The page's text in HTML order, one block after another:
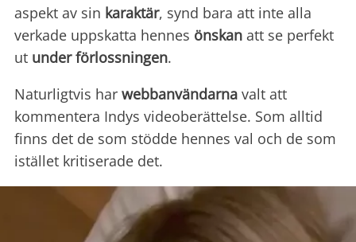
aspekt av sin karaktär, synd bara att inte alla
verkade uppskatta hennes önskan att se perfekt
ut under förlossningen.
Naturligtvis har webbanvändarna valt att
kommentera Indys videoberättelse. Som alltid
finns det de som stödde hennes val och de som
istället kritiserade det.